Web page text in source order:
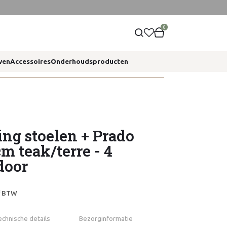
0
AccessoiresOnderhoudsproducten
stoelen + Prado
teak/terre - 4
details Bezorginformatie